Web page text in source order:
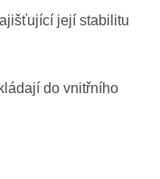
její stabilitu
do vnitřního